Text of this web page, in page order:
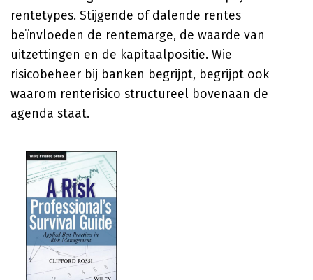
rentetypes. Stijgende of dalende rentes
beïnvloeden de rentemarge, de waarde van
uitzettingen en de kapitaalpositie. Wie
risicobeheer bij banken begrijpt, begrijpt ook
waarom renterisico structureel bovenaan de
agenda staat.